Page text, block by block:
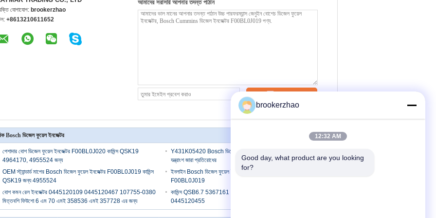
যোগাযোগ: brookerzhao
+8613210611652
আমাদের সরাসরি আপনার তদন্ত পাঠান
যোগাযোগ
Bosch ডিজেল ফুয়েল ইনজেক্টর
পেশাদার বোশ ডিজেল ফুয়েল ইনজেক্টর F00BL0J020 কামিন্স QSK19
4964170, 4955524 জন্য
Y431K05420 Bosch ডিজেল ফুয়েল ইনজেক্টর Cummins QSK19
যন্ত্রাংশ জারা প্রতিরোধের
OEM স্ট্যান্ডার্ড মাপের Bosch ডিজেল ফুয়েল ইনজেক্টর F00BL0J019 কামিন্স
QSK19 জন্য 4955524
ইনলাইন Bosch ডিজেল ফুয়েল ইনজেক্টর / Bosch সাধারণ রেল ইঞ্জেক্টার
F00BL0J019
বোশ কমন রেল ইনজেক্টর 0445120109 0445120467 107755-0380
মিত্তবশি ফিউশো 6 এম 70 এমই 358536 এমই 357728 এর জন্য
কামিন্স QSB6.7 5367161 এর জন্য কমন রেল বোশ ডিজেল জ্বালানী ইনজেক্টর
0445120455
brookerzhao
12:32 AM
Good day, what product are you looking
for?